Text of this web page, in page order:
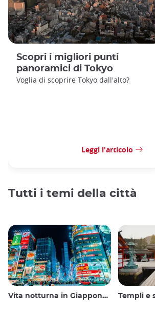
Scopri i migliori punti
panoramici di Tokyo
Voglia di scoprire Tokyo dall'alto?
Leggi l'articolo
Tutti i temi della città
Vita notturna in Giappone: uscire, vedere e bere Templi e